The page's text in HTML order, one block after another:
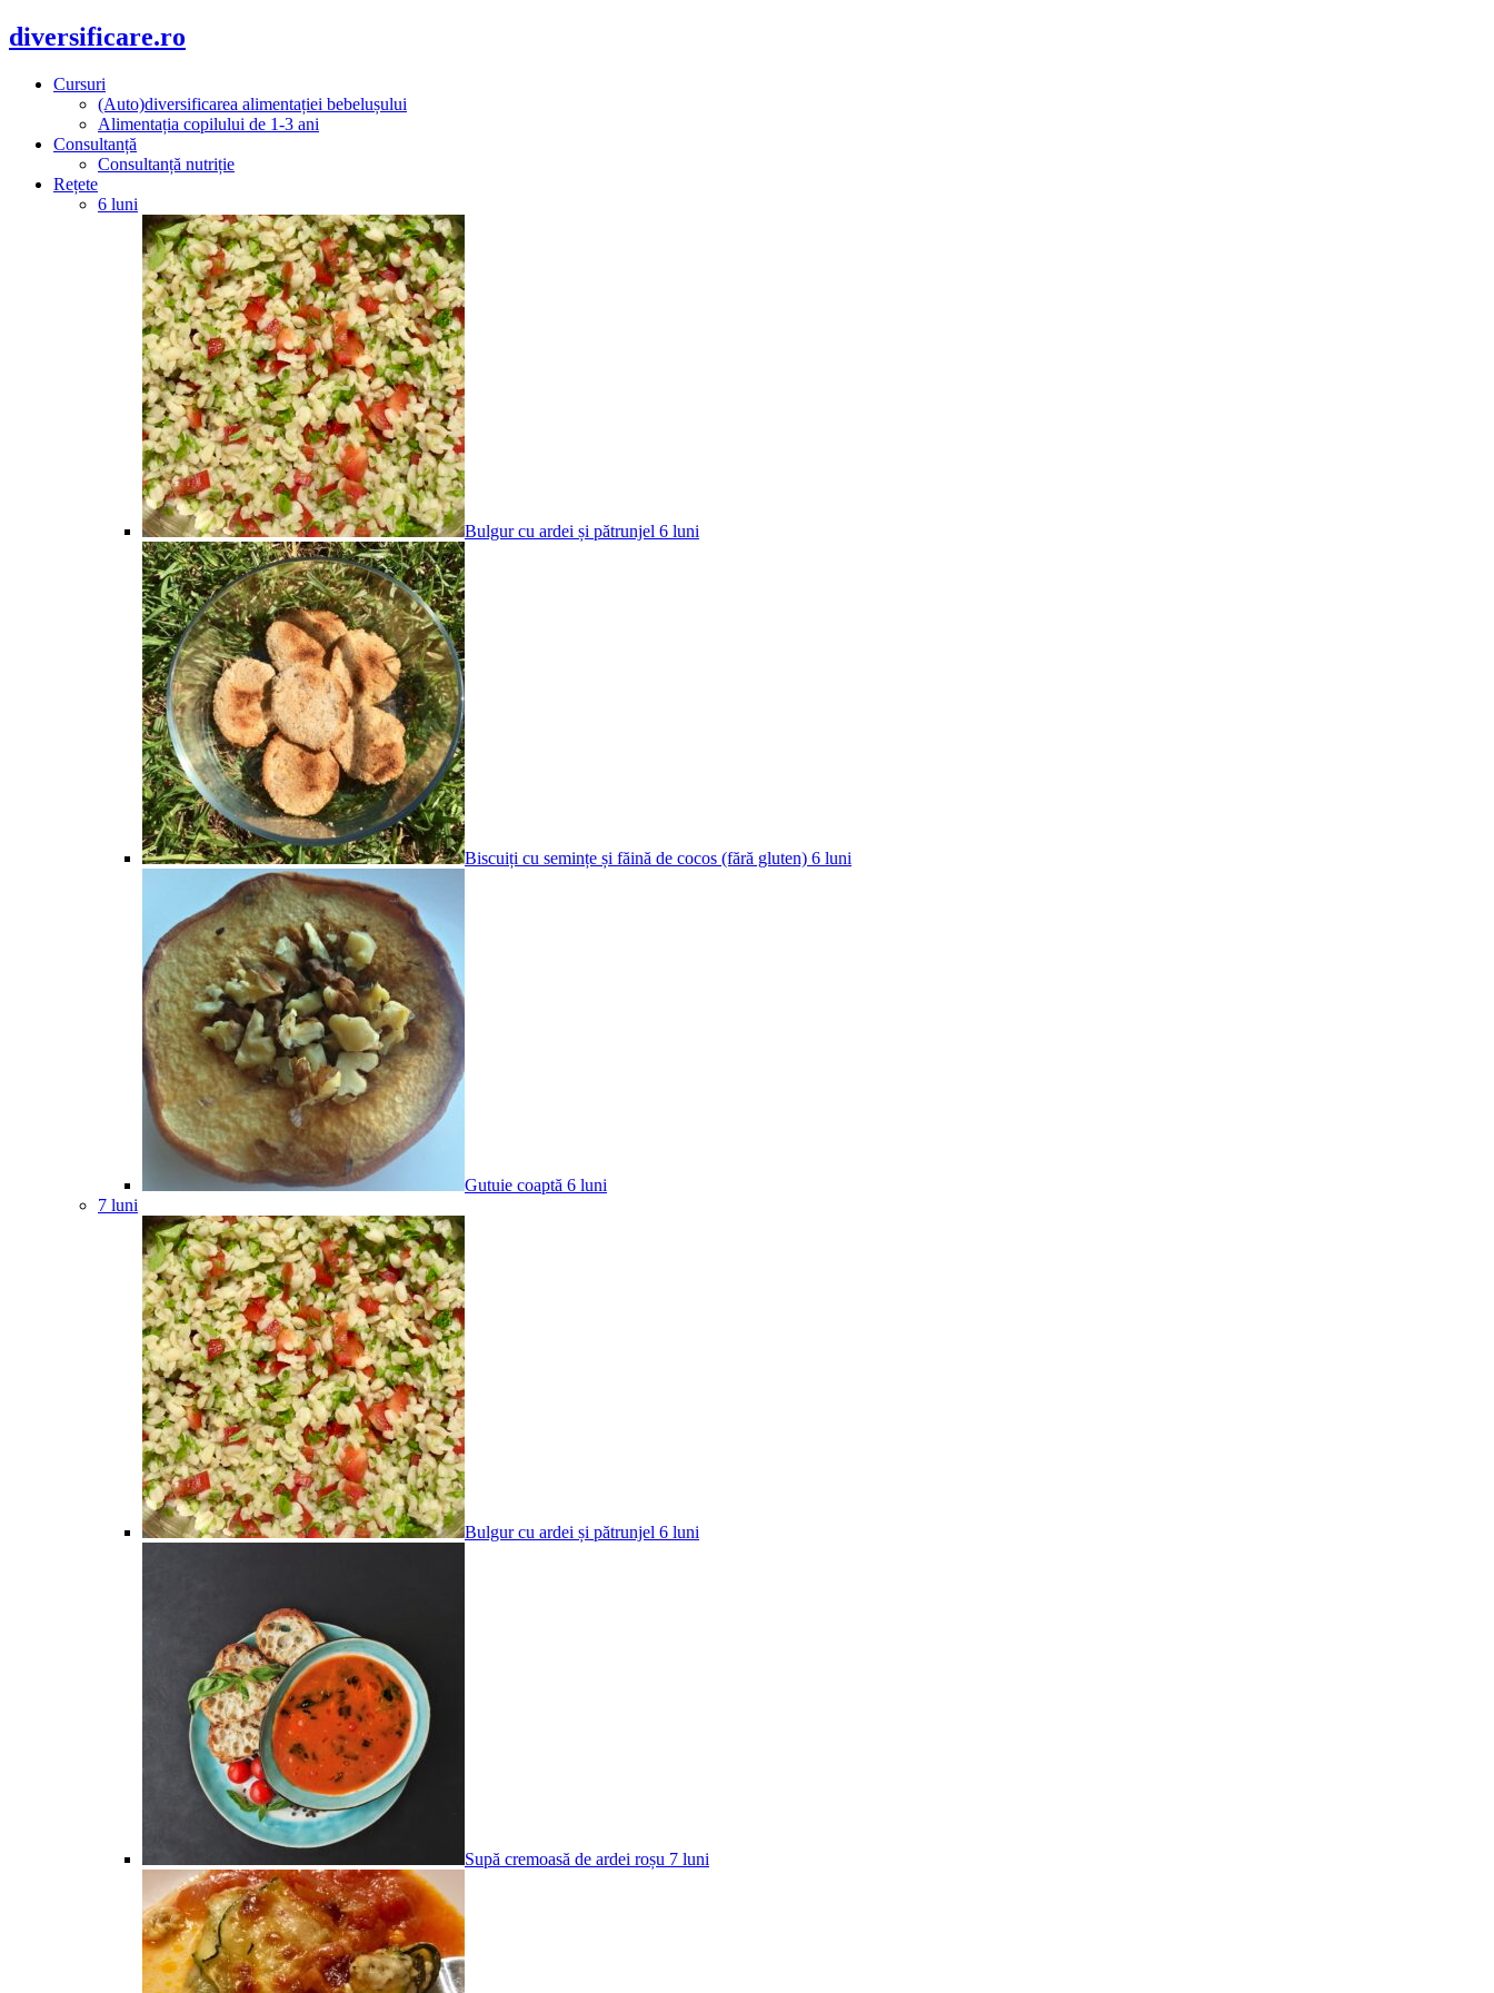
diversificare.ro
Cursuri
(Auto)diversificarea alimentației bebelușului
Alimentația copilului de 1-3 ani
Consultanță
Consultanță nutriție
Rețete
6 luni
Bulgur cu ardei și pătrunjel 6 luni
Biscuiți cu semințe și făină de cocos (fără gluten) 6 luni
Gutuie coaptă 6 luni
7 luni
Bulgur cu ardei și pătrunjel 6 luni
Supă cremoasă de ardei roșu 7 luni